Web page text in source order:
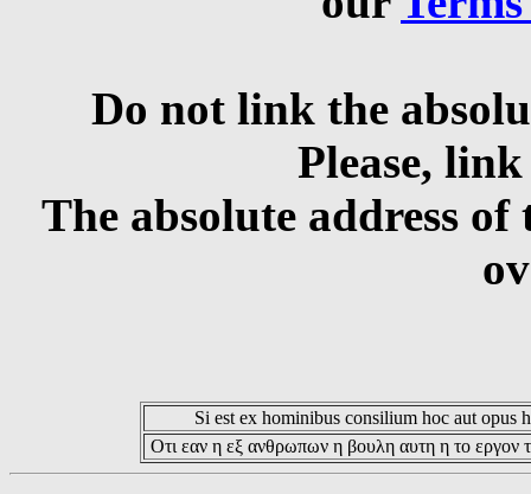
Do not link the
Please,
The absolute address
Si est ex hominibus consilium hoc aut opus
Οτι εαν η εξ ανθρωπων η βουλη αυτη η το εργον